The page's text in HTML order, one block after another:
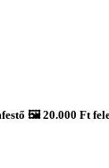
🖼️ 20.000 Ft